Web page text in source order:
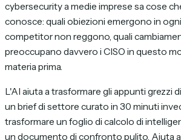
cybersecurity a medie imprese sa cose
conosce: quali obiezioni emergono in ogni
competitor non reggono, quali
preoccupano davvero i CISO in questo
materia prima.
L'AI aiuta a trasformare gli appunti grezzi
un brief di settore curato in 30 minuti
trasformare un foglio di calcolo di
un documento di confronto pulito. Aiuta